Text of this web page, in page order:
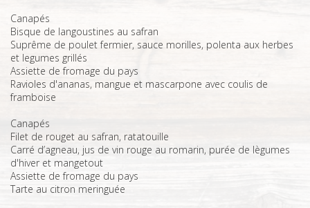
Canapés
Bisque de langoustines au safran
Suprême de poulet fermier, sauce morilles, polenta aux herbes
et legumes grillés
Assiette de fromage du pays
Ravioles d'ananas, mangue et mascarpone avec coulis de
framboise
Canapés
Filet de rouget au safran, ratatouille
Carré d’agneau, jus de vin rouge au romarin, purée de lègumes
d'hiver et mangetout
Assiette de fromage du pays
Tarte au citron meringuée